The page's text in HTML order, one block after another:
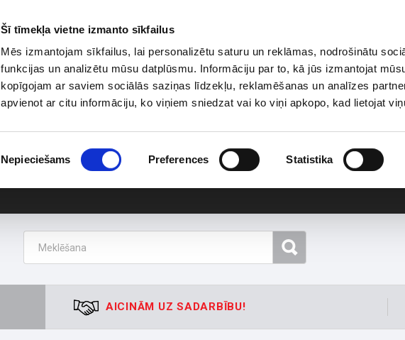
Šī tīmekļa vietne izmanto sīkfailus
Mēs izmantojam sīkfailus, lai personalizētu saturu un reklāmas, nodrošinātu
funkcijas un analizētu mūsu datplūsmu. Informāciju par to, kā jūs izmantojat
kopīgojam ar saviem sociālās saziņas līdzekļu, reklamēšanas un analīzes
apvienot ar citu informāciju, ko viņiem sniedzat vai ko viņi apkopo, kad lietojat
izvēle
Nepieciešams Preferences Statistika
AICINĀM UZ SADARBĪBU!